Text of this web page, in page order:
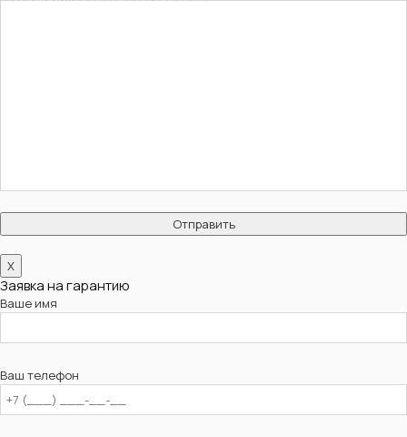
X
Заявка на гарантию
Ваше имя
Ваш телефон